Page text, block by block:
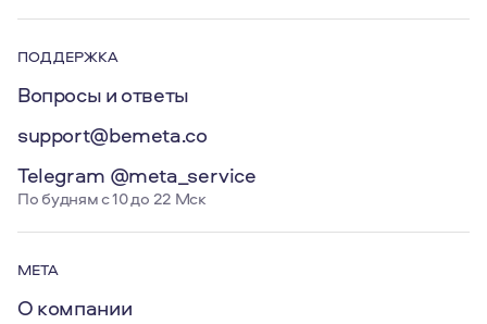
ПОДДЕРЖКА
Вопросы и ответы
support@bemeta.co
Telegram @meta_service
По будням с 10 до 22 Мск
МЕТА
О компании